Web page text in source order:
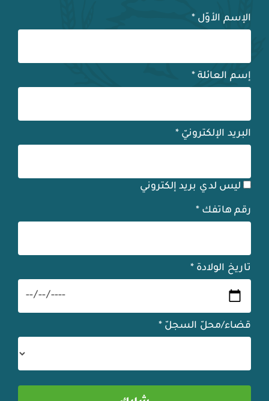
الإسم الأوّل *
إسم العائلة *
البريد الإلكترونيّ *
ليس لدي بريد إلكتروني
رقم هاتفك *
تاريخ الولادة *
قضاء/محلّ السجلّ *